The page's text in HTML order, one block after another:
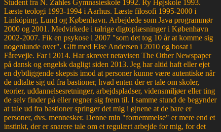
Student fra N. Zahles Gymnasieskole 1992. Ry Højskole 1993.
Læste teologi 1993-1994 i Aarhus. Læste filosofi 1995-2000 i
Linköping, Lund og København. Arbejdede som Java programmør
2000 og 2001. Medvirkede i talrige digtoplæsninger i København
2002-2007. Fik en psykose i 2007 "som det tog 10 år at komme sig
nogenlunde over". Gift med Else Andersen i 2010 og bosat i
Fårevejle. Far i 2014. Har skrevet netavisen The Other Newspaper
på dansk og engelsk dagligt siden 2013. Jeg har altid haft eller ejet
en dybtliggende skepsis imod at personer kunne være autentiske når
de udtalte sig ud fra bastioner, hvad enten der er tale om skoler,
teorier, uddannelsesretninger, arbejdspladser, vidensmiljøer eller ting
de selv finder på eller regner sig frem til. I samme stund de begynder
at tale ud fra bastioner springer det mig i øjnene at de bare er
personer, dvs. mennesker. Denne min "fornemmelse" er mere end et
instinkt, der er snarere tale om et regulært arbejde for mig, for det